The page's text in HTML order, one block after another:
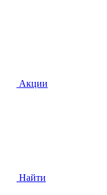
Акции
Найти